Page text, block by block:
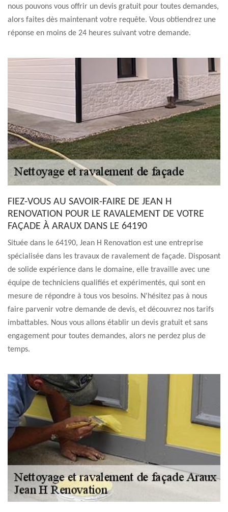
nous pouvons vous offrir un devis gratuit pour toutes demandes,
alors faites dès maintenant votre requête. Vous obtiendrez une
réponse en moins de 24 heures suivant votre demande.
FIEZ-VOUS AU SAVOIR-FAIRE DE JEAN H
RENOVATION POUR LE RAVALEMENT DE VOTRE
FAÇADE À ARAUX DANS LE 64190
Située dans le 64190, Jean H Renovation est une entreprise
spécialisée dans les travaux de ravalement de façade. Disposant
de solide expérience dans le domaine, elle travaille avec une
équipe de techniciens qualifiés et expérimentés, qui sont en
mesure de répondre à tous vos besoins. N'hésitez pas à nous
faire parvenir votre demande de devis, et découvrez nos tarifs
imbattables. Nous vous allons établir un devis gratuit et sans
engagement pour toutes demandes, alors ne perdez plus de
temps.